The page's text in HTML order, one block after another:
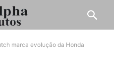
marca evolução da Honda